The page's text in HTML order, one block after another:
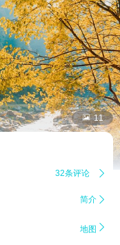
 11
32条评论 
简介 
地图 